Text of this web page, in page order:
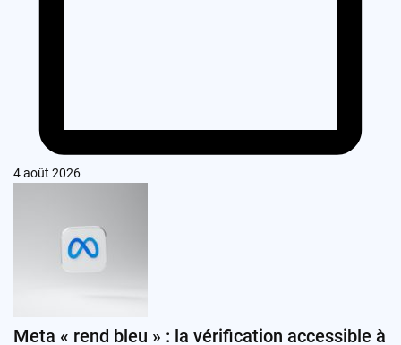
4 août 2026
Meta « rend bleu » : la vérification accessible à